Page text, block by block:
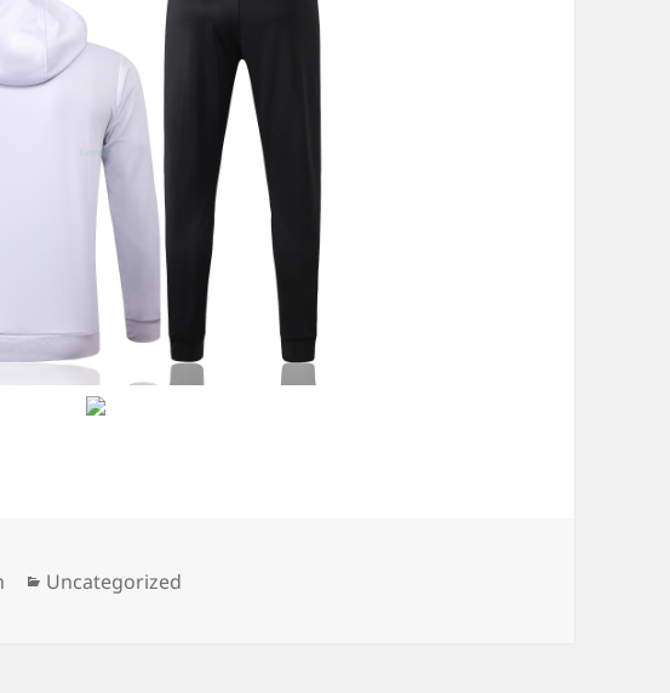
Categorías
Uncategorized